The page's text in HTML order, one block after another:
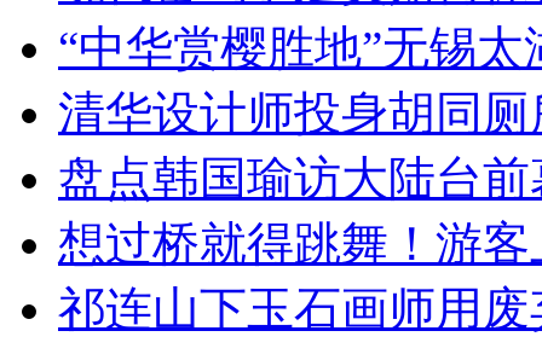
“中华赏樱胜地”无锡
清华设计师投身胡同
盘点韩国瑜访大陆台
想过桥就得跳舞！游客
祁连山下玉石画师用